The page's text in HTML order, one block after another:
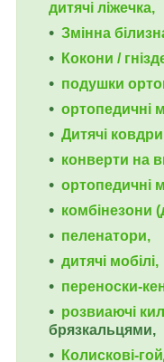
дитячі ліжечка,
Змінна
Кокони /
подушки
ортопедичні
Дитячі
конверти на
ортопедичні
комбінезони
пеленатори,
дитячі мобілі,
переноски-
розвиаючі
брязкальцями,
Колискові-